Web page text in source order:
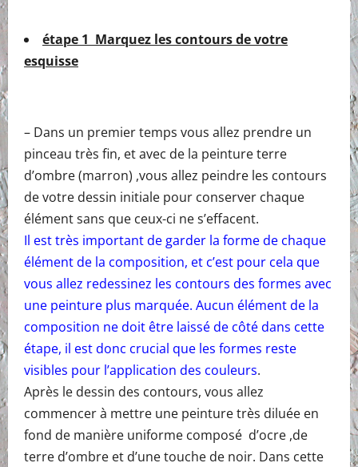
étape 1 Marquez les contours de votre
esquisse
– Dans un premier temps vous allez prendre un
pinceau très fin, et avec de la peinture terre
d’ombre (marron) ,vous allez peindre les contours
de votre dessin initiale pour conserver chaque
élément sans que ceux-ci ne s’effacent.
Il est très important de garder la forme de chaque
élément de la composition, et c’est pour cela que
vous allez redessinez les contours des formes avec
une peinture plus marquée. Aucun élément de la
composition ne doit être laissé de côté dans cette
étape, il est donc crucial que les formes reste
visibles pour l’application des couleurs.
Après le dessin des contours, vous allez
commencer à mettre une peinture très diluée en
fond de manière uniforme composé d’ocre ,de
terre d’ombre et d’une touche de noir. Dans cette